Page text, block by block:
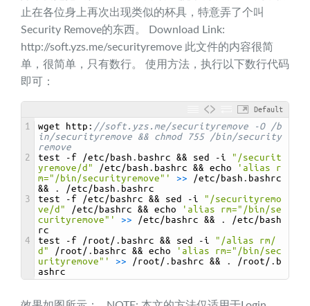
止在各位身上再次出现类似的杯具，特意弄了个叫
Security Remove的东西。 Download Link:
http://soft.yzs.me/securityremove 此文件的内容很简
单，很简单，只有数行。 使用方法，执行以下数行代码
即可：
Default
1
2
3
4
wget http : //soft.yzs.me/securityremove -O /b
in/securityremove && chmod 755 /bin/security
remove
test
- f /etc /bash . bashrc && sed -i
"/securit
yremove/d"
/etc /bash . bashrc && echo
'alias r
m="/bin/securityremove"'
>> /etc /bash . bashrc
&&
. /etc /bash . bashrc
test
- f /etc /bashrc && sed -i
"/securityremo
ve/d"
/etc /bashrc && echo
'alias rm="/bin/se
curityremove"'
>> /etc /bashrc && . /etc /bash
rc
test
- f /root / . bashrc && sed -i
"/alias rm/
d"
/root / . bashrc && echo
'alias rm="/bin/sec
urityremove"'
>> /root / . bashrc && . /root / . b
ashrc